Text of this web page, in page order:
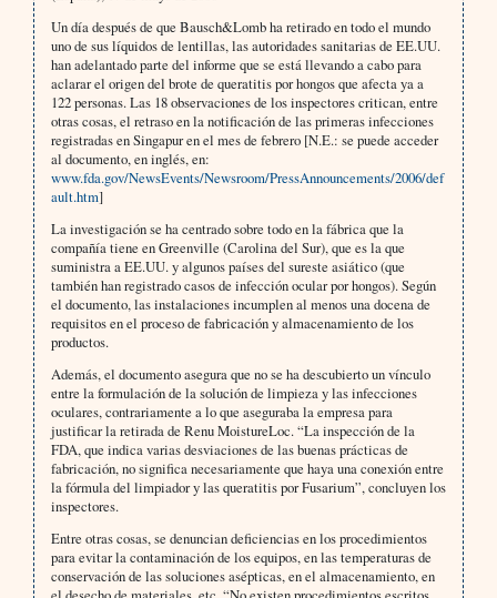
Un día después de que Bausch&Lomb ha retirado en todo el mundo
uno de sus líquidos de lentillas, las autoridades sanitarias de EE.UU.
han adelantado parte del informe que se está llevando a cabo para
aclarar el origen del brote de queratitis por hongos que afecta ya a
122 personas. Las 18 observaciones de los inspectores critican, entre
otras cosas, el retraso en la notificación de las primeras infecciones
registradas en Singapur en el mes de febrero [N.E.: se puede acceder
al documento, en inglés, en:
www.fda.gov/NewsEvents/Newsroom/PressAnnouncements/2006/def
ault.htm]
La investigación se ha centrado sobre todo en la fábrica que la
compañía tiene en Greenville (Carolina del Sur), que es la que
suministra a EE.UU. y algunos países del sureste asiático (que
también han registrado casos de infección ocular por hongos). Según
el documento, las instalaciones incumplen al menos una docena de
requisitos en el proceso de fabricación y almacenamiento de los
productos.
Además, el documento asegura que no se ha descubierto un vínculo
entre la formulación de la solución de limpieza y las infecciones
oculares, contrariamente a lo que aseguraba la empresa para
justificar la retirada de Renu MoistureLoc. “La inspección de la
FDA, que indica varias desviaciones de las buenas prácticas de
fabricación, no significa necesariamente que haya una conexión entre
la fórmula del limpiador y las queratitis por Fusarium”, concluyen los
inspectores.
Entre otras cosas, se denuncian deficiencias en los procedimientos
para evitar la contaminación de los equipos, en las temperaturas de
conservación de las soluciones asépticas, en el almacenamiento, en